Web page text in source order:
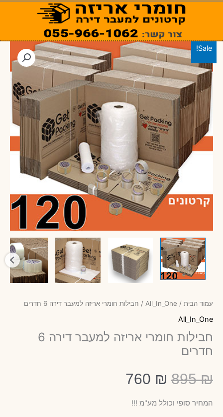
Sale!
עמוד הבית /
All_In_One / חבילות חומרי אריזה למעבר דירה 6 חדרים
All_In_One
חבילות חומרי אריזה למעבר דירה 6
חדרים
895₪
המחיר
המקורי
760 ₪
המחיר סופי וכולל מע"מ !!!